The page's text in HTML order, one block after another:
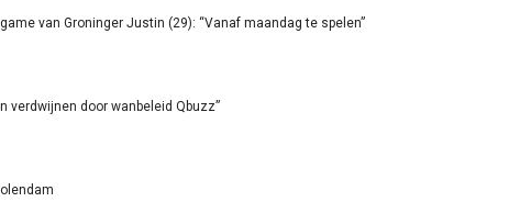
van Groninger Justin (29): “Vanaf maandag te spelen”
verdwijnen door wanbeleid Qbuzz”